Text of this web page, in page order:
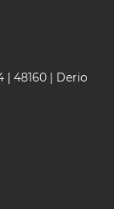
| 48160 | Derio